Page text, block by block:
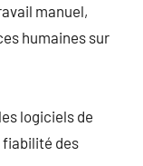
manuel,
humaines sur
logiciels de
fiabilité des